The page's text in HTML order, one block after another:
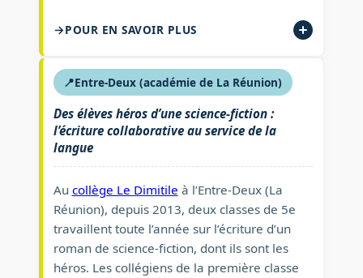
POUR EN SAVOIR PLUS
📍Entre-Deux (académie de La Réunion)
Des élèves héros d’une science-fiction :
l’écriture collaborative au service de la
langue
Au collège Le Dimitile à l’Entre-Deux (La
Réunion), depuis 2013, deux classes de 5e
travaillent toute l’année sur l’écriture d’un
roman de science-fiction, dont ils sont les
héros. Les collégiens de la première classe